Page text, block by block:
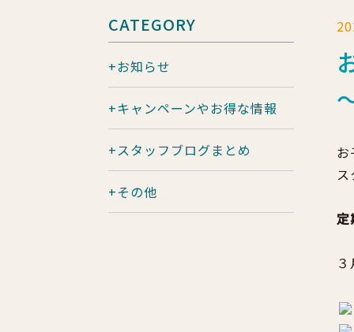
CATEGORY
お知らせ
キャンペーンやお得な情報
スタッフブログまとめ
その他